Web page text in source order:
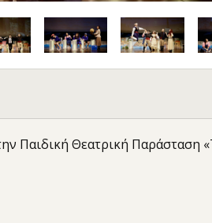
Παιδική Θεατρική Παράσταση